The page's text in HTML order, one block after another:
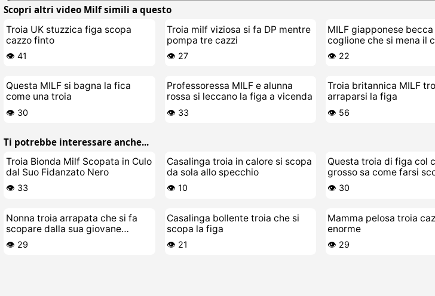
Scopri altri video Milf simili a questo
Troia UK stuzzica figa scopa
cazzo finto
👁️ 41
Troia milf viziosa si fa DP mentre
pompa tre cazzi
👁️ 27
MILF giapponese becca
coglione che si mena il
👁️ 22
Questa MILF si bagna la fica
come una troia
👁️ 30
Professoressa MILF e alunna
rossa si leccano la figa a vicenda
👁️ 33
Troia britannica MILF
arraparsi la figa
👁️ 56
Ti potrebbe interessare anche...
Troia Bionda Milf Scopata in Culo
dal Suo Fidanzato Nero
👁️ 33
Casalinga troia in calore si scopa
da sola allo specchio
👁️ 10
Questa troia di figa col
grosso sa come farsi
sola
👁️ 30
Nonna troia arrapata che si fa
scopare dalla sua giovane
leccafighe
👁️ 29
Casalinga bollente troia che si
scopa la figa
👁️ 21
Mamma pelosa troia
enorme
👁️ 29